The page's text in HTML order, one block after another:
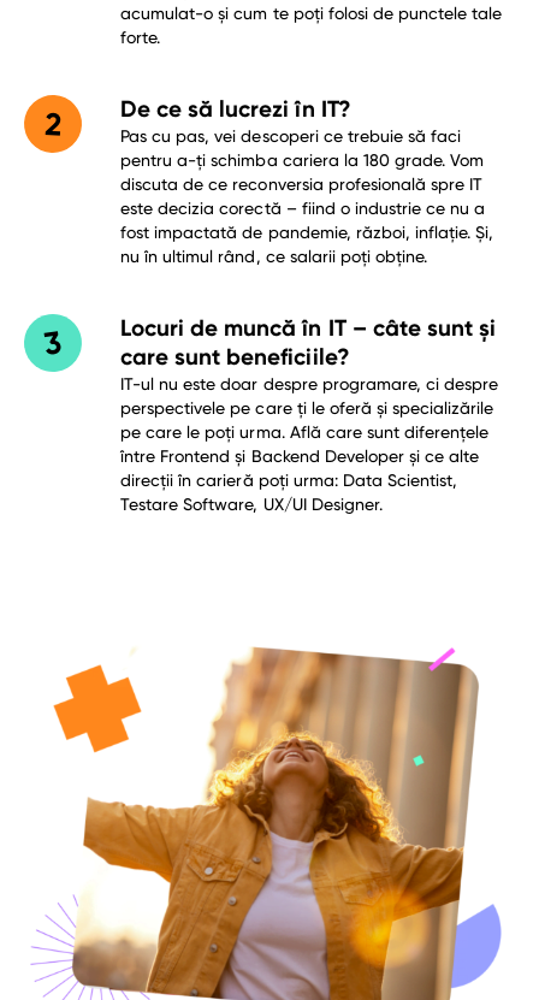
acumulat-o și cum te poți folosi de punctele tale
forte.
De ce să lucrezi în IT?
Pas cu pas, vei descoperi ce trebuie să faci
pentru a-ți schimba cariera la 180 grade.Vom
discuta de ce reconversia profesională spre IT
este decizia corectă – fiind o industrie ce nu a
fost impactată de pandemie, război, inflație. Și,
nu în ultimul rând, ce salarii poți obține.
Locuri de muncă în IT – câte sunt și
care sunt beneficiile?
IT-ul nu este doar despre programare, ci despre
perspectivele pe care ți le oferă și specializările
pe care le poți urma. Află care sunt diferențele
între Frontend și Backend Developer și ce alte
direcții în carieră poți urma: Data Scientist,
Testare Software, UX/UI Designer.